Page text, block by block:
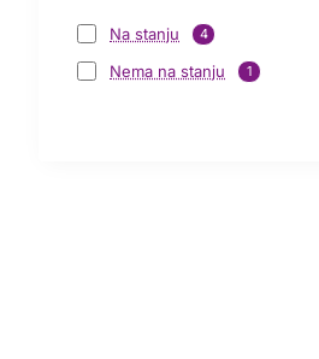
Na stanju 4
Nema na stanju 1